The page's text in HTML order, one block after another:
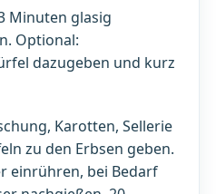
Minuten glasig
Optional:
dazugeben und kurz
Karotten, Sellerie
zu den Erbsen geben.
einrühren, bei Bedarf